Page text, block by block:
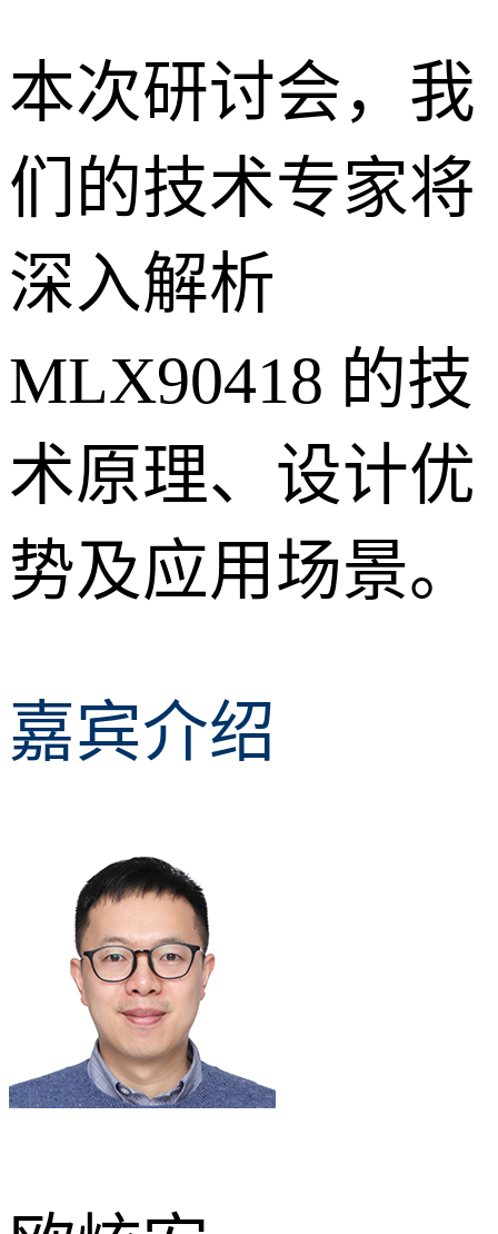
本次研讨会，我
们的技术专家将
深入解析
MLX90418 的技
术原理、设计优
势及应用场景。
嘉宾介绍